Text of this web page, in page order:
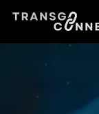
Lewati